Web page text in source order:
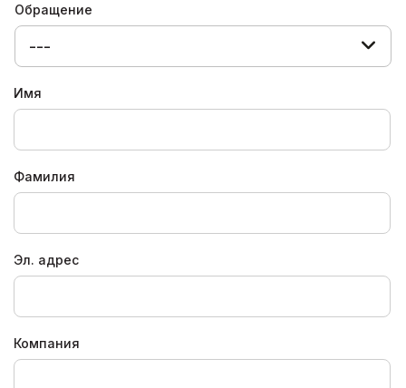
Обращение
---
Имя
Фамилия
Эл. адрес
Компания